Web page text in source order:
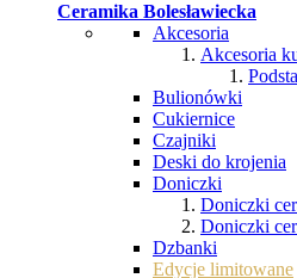
Ceramika Bolesławiecka
Akcesoria
Akcesoria
Bulionówki
Cukiernice
Czajniki
Deski do krojenia
Doniczki
Doniczki
Doniczki
Dzbanki
Edycje limitowane